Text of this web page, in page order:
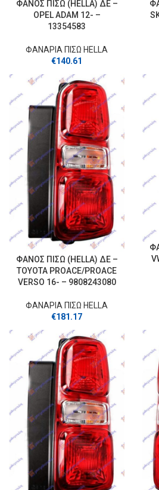
ΦΑΝΟΣ ΠΙΣΩ (HELLA) ΔΕ –
OPEL ADAM 12- –
13354583
ΦΑΝΑΡΙΑ ΠΙΣΩ HELLA
€140.61
ΦΑΝΟΣ ΠΙΣΩ (HELLA) ΔΕ –
TOYOTA PROACE/PROACE
VERSO 16- – 9808243080
ΦΑΝΑΡΙΑ ΠΙΣΩ HELLA
€181.17